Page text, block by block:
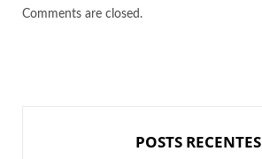
Comments are closed.
POSTS RECENTES